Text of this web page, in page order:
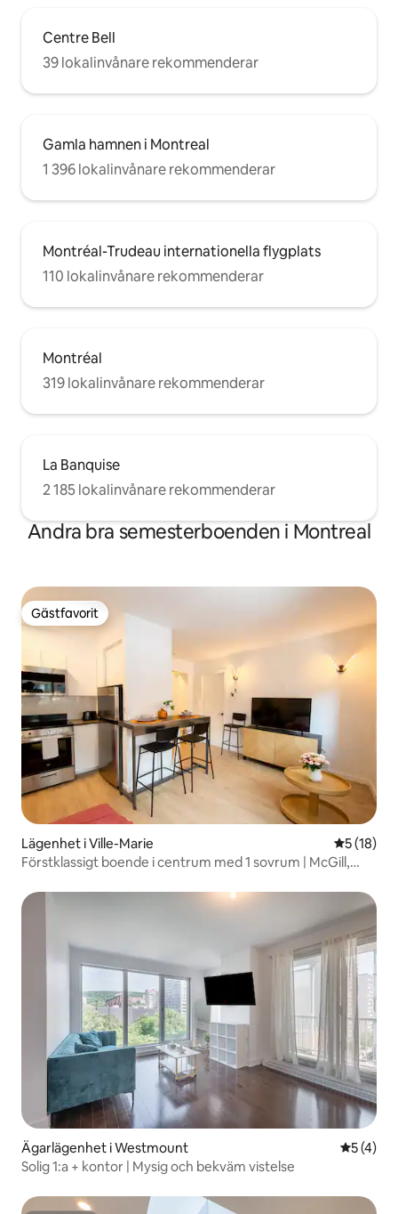
Centre Bell
39 lokalinvånare rekommenderar
Gamla hamnen i Montreal
1 396 lokalinvånare rekommenderar
Montréal-Trudeau internationella flygplats
110 lokalinvånare rekommenderar
Montréal
319 lokalinvånare rekommenderar
La Banquise
2 185 lokalinvånare rekommenderar
Andra bra semesterboenden i Montreal
Gästfavorit
Gästfavorit
Lägenhet i Ville-Marie 5 av 5 i
5 (18)
Förstklassigt boende i centrum med 1 sovrum | McGill,
Ägarlägenhet i Westmount 5 av 5 i
5 (4)
Solig 1:a + kontor | Mysig och bekväm vistelse